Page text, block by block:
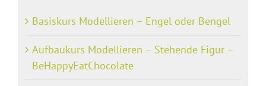
Basiskurs Modellieren – Engel oder Bengel
Aufbaukurs Modellieren – Stehende Figur –
BeHappyEatChocolate